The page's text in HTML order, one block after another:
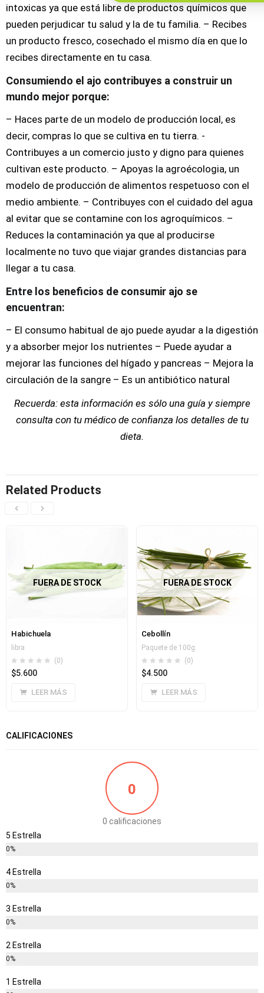
intoxicas ya que está libre de productos químicos que
pueden perjudicar tu salud y la de tu familia. – Recibes
un producto fresco, cosechado el mismo día en que lo
recibes directamente en tu casa.
Consumiendo el ajo contribuyes a construir un
mundo mejor porque:
– Haces parte de un modelo de producción local, es
decir, compras lo que se cultiva en tu tierra. -
Contribuyes a un comercio justo y digno para quienes
cultivan este producto. – Apoyas la agroécologia, un
modelo de producción de alimentos respetuoso con el
medio ambiente. – Contribuyes con el cuidado del agua
al evitar que se contamine con los agroquímicos. –
Reduces la contaminación ya que al producirse
localmente no tuvo que viajar grandes distancias para
llegar a tu casa.
Entre los beneficios de consumir ajo se
encuentran:
– El consumo habitual de ajo puede ayudar a la digestión
y a absorber mejor los nutrientes – Puede ayudar a
mejorar las funciones del hígado y pancreas – Mejora la
circulación de la sangre – Es un antibiótico natural
Recuerda: esta información es sólo una guía y siempre
consulta con tu médico de confianza los detalles de tu
dieta.
Related Products
FUERA DE STOCK
Habichuela
libra
(0)
$5.600
LEER MÁS
FUERA DE STOCK
Cebollín
Paquete de 100g.
(0)
$4.500
LEER MÁS
CALIFICACIONES
0
0 calificaciones
5 Estrella
0%
4 Estrella
0%
3 Estrella
0%
2 Estrella
0%
1 Estrella